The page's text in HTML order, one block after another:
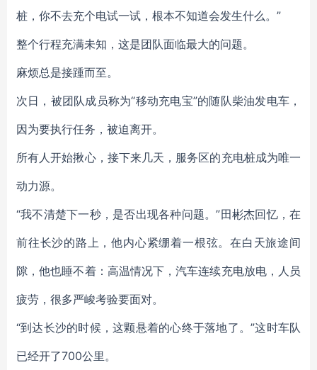
桩，你不去充个电试一试，根本不知道会发生什么。”
整个行程充满未知，这是团队面临最大的问题。
麻烦总是接踵而至。
次日，被团队成员称为“移动充电宝”的随队柴油发电车，
因为要执行任务，被迫离开。
所有人开始揪心，接下来几天，服务区的充电桩成为唯一
动力源。
“我不清楚下一秒，是否出现各种问题。”田彬杰回忆，在
前往长沙的路上，他内心紧绷着一根弦。在白天旅途间
隙，他也睡不着：高温情况下，汽车连续充电放电，人员
疲劳，很多严峻考验要面对。
“到达长沙的时候，这颗悬着的心终于落地了。”这时车队
已经开了700公里。